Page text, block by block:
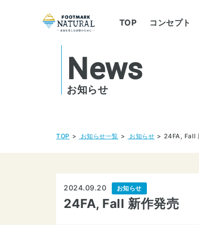
TOP コンセプト
News
お知らせ
TOP お知らせ一覧 お知らせ 24FA, Fall
2024.09.20 お知らせ
24FA, Fall 新作発売